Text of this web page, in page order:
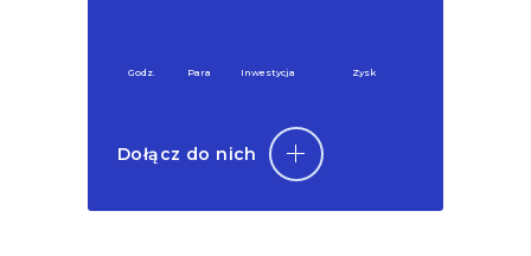
Godz. Para Inwestycja Zysk
Dołącz do nich